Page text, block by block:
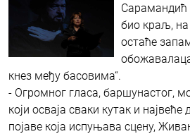
Сарамандић
био краљ, на
остаће
кнез међу басовима“.
- Огромног гласа, баршунастог,
који осваја сваки кутак и
појаве која испуњава сцену,